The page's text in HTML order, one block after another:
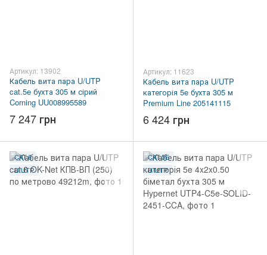
Артикул: 13902
Кабель вита пара U/UTP
cat.5e бухта 305 м сірий
Corning UU008995589
7 247 грн
Артикул: 11623
Кабель вита пара U/UTP
категорія 5e бухта 305 м
Premium Line 205141115
6 424 грн
CAT.6
U/UTP
CAT.5E
U/UTP